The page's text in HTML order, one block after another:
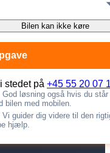
Bilen kan ikke køre
stedet på +45 55 20 07
God løsning også hvis du står
bilen med mobilen.
Vi guider dig videre til den
hjælp.